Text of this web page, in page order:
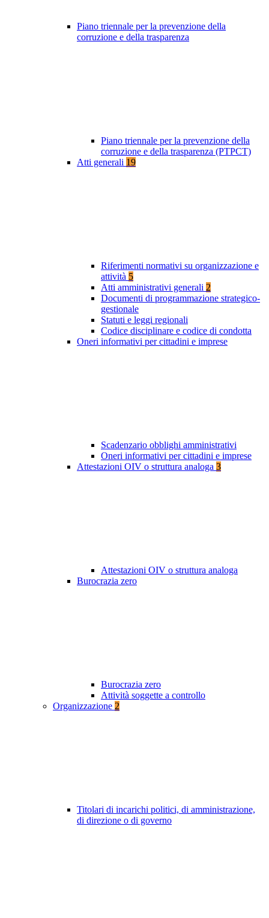
Piano triennale per la prevenzione della
corruzione e della trasparenza
Piano triennale per la prevenzione della
corruzione e della trasparenza (PTPCT)
Atti generali 19
Riferimenti normativi su organizzazione e
attività 5
Atti amministrativi generali 2
Documenti di programmazione strategico-
gestionale
Statuti e leggi regionali
Codice disciplinare e codice di condotta
Oneri informativi per cittadini e imprese
Scadenzario obblighi amministrativi
Oneri informativi per cittadini e imprese
Attestazioni OIV o struttura analoga 3
Attestazioni OIV o struttura analoga
Burocrazia zero
Burocrazia zero
Attività soggette a controllo
Organizzazione 2
Titolari di incarichi politici, di amministrazione,
di direzione o di governo